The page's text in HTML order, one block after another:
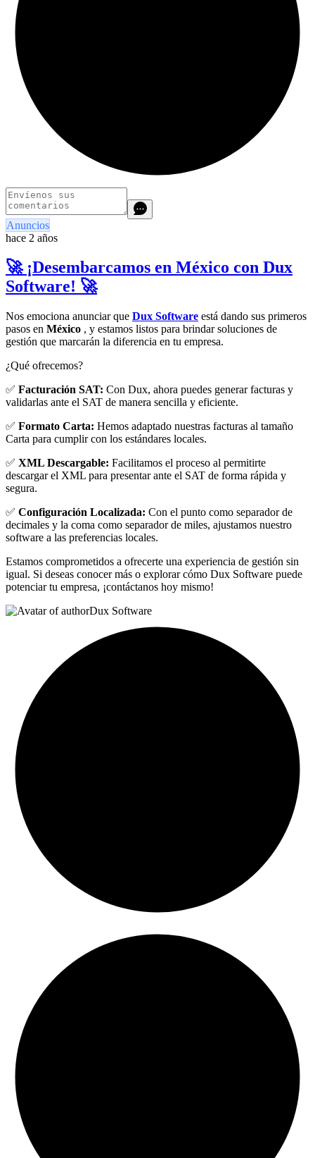
Anuncios
hace 2 años
🚀 ¡Desembarcamos en México con Dux
Software! 🚀
Nos emociona anunciar que Dux Software está dando sus primeros
pasos en México , y estamos listos para brindar soluciones de
gestión que marcarán la diferencia en tu empresa.
¿Qué ofrecemos?
✅ Facturación SAT: Con Dux, ahora puedes generar facturas y
validarlas ante el SAT de manera sencilla y eficiente.
✅ Formato Carta: Hemos adaptado nuestras facturas al tamaño
Carta para cumplir con los estándares locales.
✅ XML Descargable: Facilitamos el proceso al permitirte
descargar el XML para presentar ante el SAT de forma rápida y
segura.
✅ Configuración Localizada: Con el punto como separador de
decimales y la coma como separador de miles, ajustamos nuestro
software a las preferencias locales.
Estamos comprometidos a ofrecerte una experiencia de gestión sin
igual. Si deseas conocer más o explorar cómo Dux Software puede
potenciar tu empresa, ¡contáctanos hoy mismo!
Dux Software